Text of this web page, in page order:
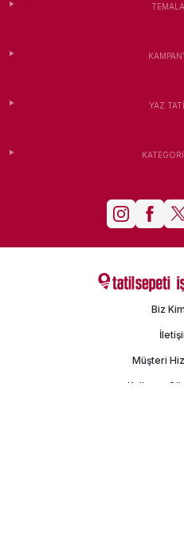
YAZ
Biz
Müşteri
Kullanım